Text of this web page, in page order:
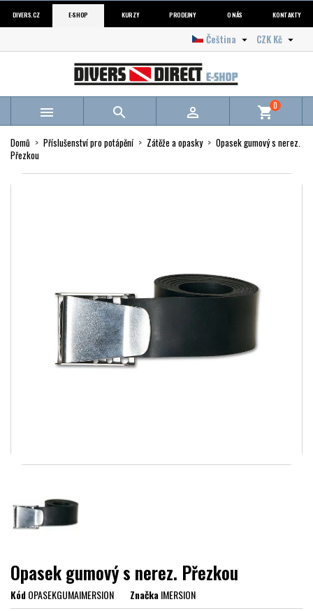
DIVERS.CZ E-SHOP KURZY PRODEJNY O NÁS KONTAKTY
CZK Kč 
Čeština 
   shopping_cart0
Domů Příslušenství pro potápění Zátěže a opasky
Opasek gumový s nerez.
Přezkou
Opasek gumový s nerez. Přezkou
KódOPASEKGUMAIMERSION ZnačkaIMERSION